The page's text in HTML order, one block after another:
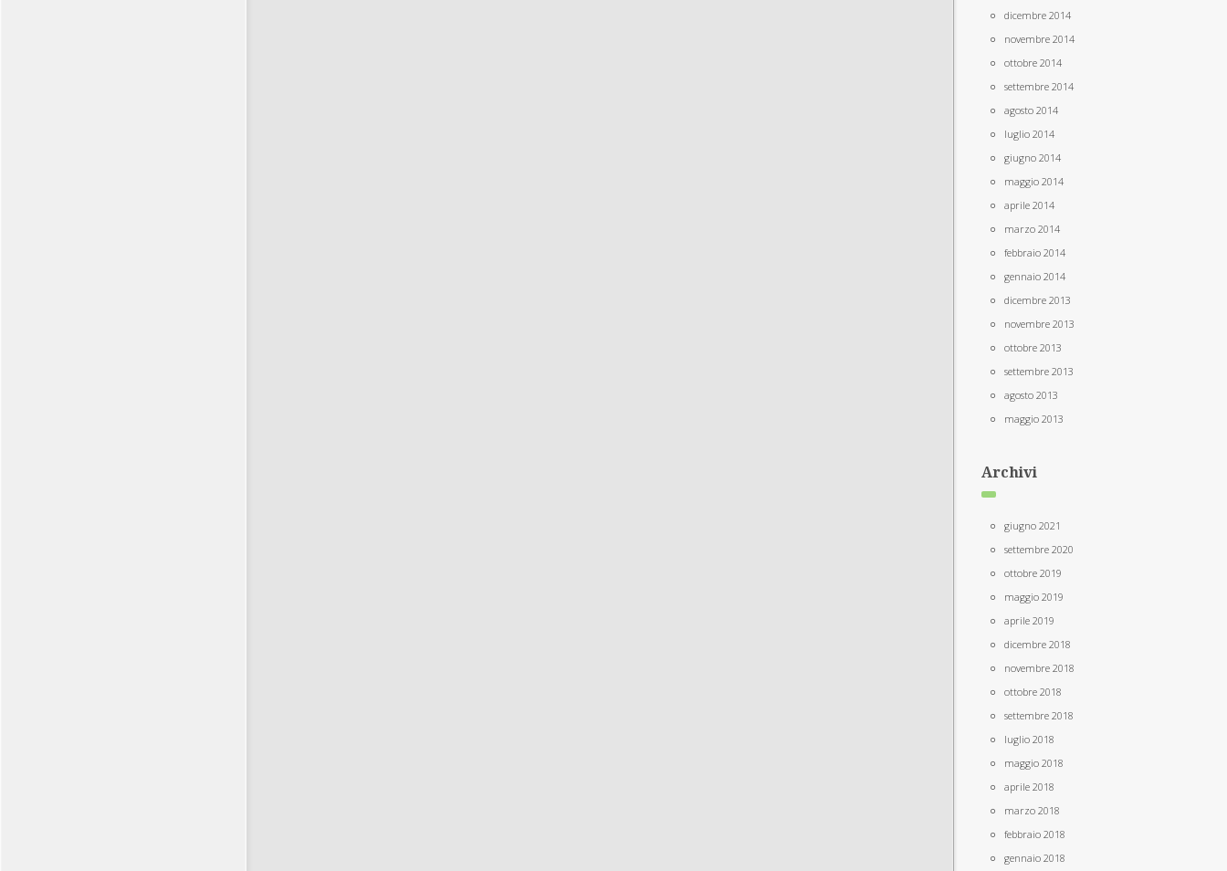
dicembre 2014
novembre 2014
ottobre 2014
settembre 2014
agosto 2014
luglio 2014
giugno 2014
maggio 2014
aprile 2014
marzo 2014
febbraio 2014
gennaio 2014
dicembre 2013
novembre 2013
ottobre 2013
settembre 2013
agosto 2013
maggio 2013
Archivi
giugno 2021
settembre 2020
ottobre 2019
maggio 2019
aprile 2019
dicembre 2018
novembre 2018
ottobre 2018
settembre 2018
luglio 2018
maggio 2018
aprile 2018
marzo 2018
febbraio 2018
gennaio 2018